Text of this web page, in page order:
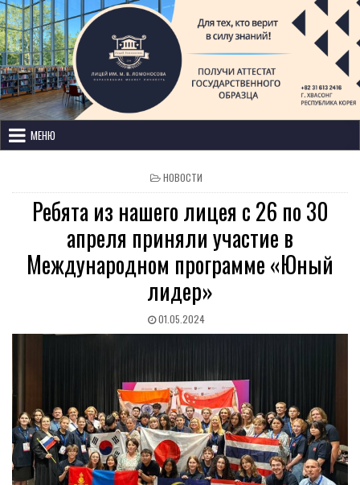
Лицей имени М. В. Ломоносова
с изучением иностранных языков
МЕНЮ
НОВОСТИ
Ребята из нашего лицея с 26 по 30
апреля приняли участие в
Международном программе «Юный
лидер»
01.05.2024